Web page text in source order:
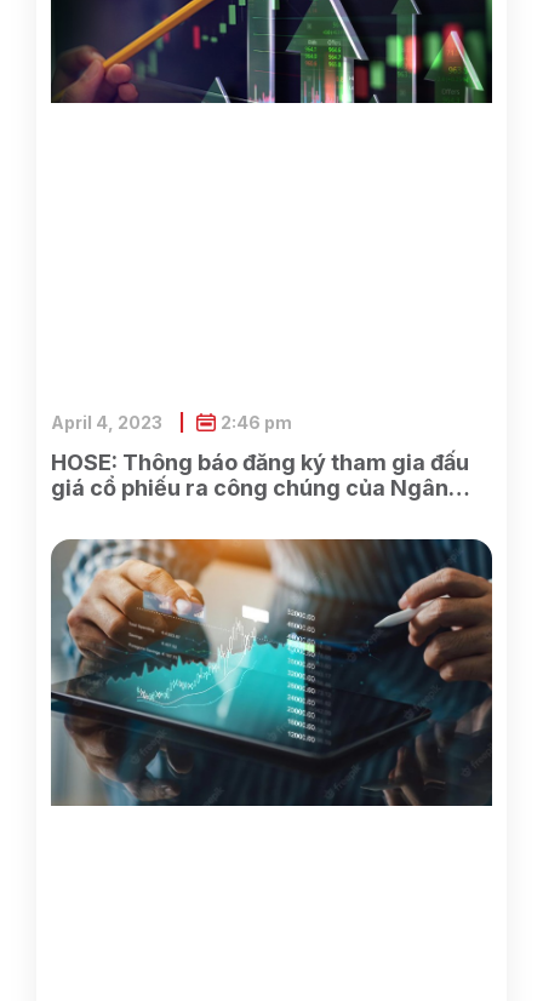
HOSE: Thông báo đăng ký tham gia đấu
giá cổ phiếu ra công chúng của Ngân
April 4, 2023 2:46 pm